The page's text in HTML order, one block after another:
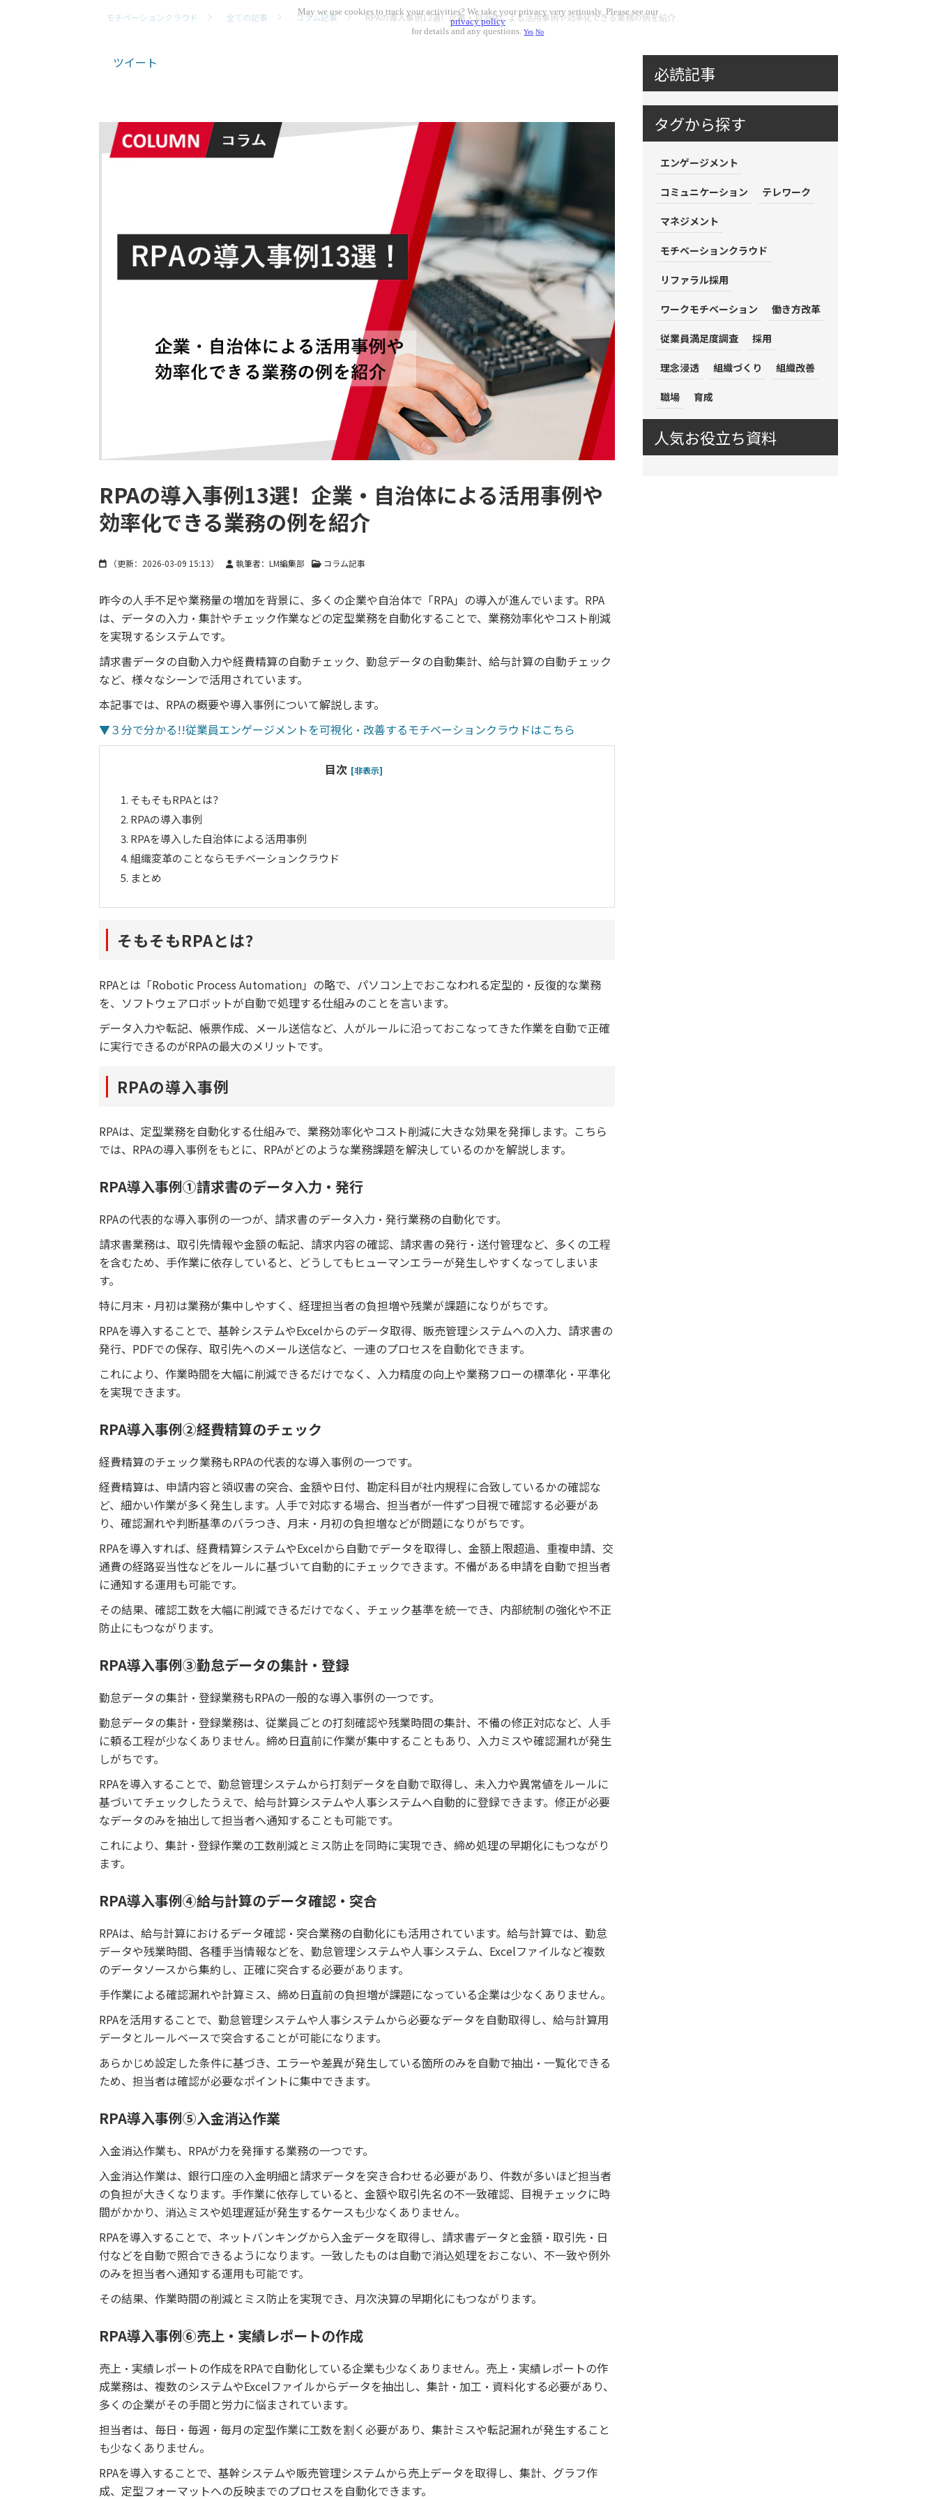
モチベーションクラウド 全ての記事 コラム記事 RPAの導入事例13選！企業・自治体による活用事例や効率化できる業務の例を紹介
ツイート
RPAの導入事例13選！企業・自治体による活用事例や
効率化できる業務の例を紹介
（更新： 2026-03-09 15:13） 執筆者：LM編集部 コラム記事
昨今の人手不足や業務量の増加を背景に、多くの企業や自治体で「RPA」の導入が進んでいます。RPA
は、データの入力・集計やチェック作業などの定型業務を自動化することで、業務効率化やコスト削減
を実現するシステムです。
請求書データの自動入力や経費精算の自動チェック、勤怠データの自動集計、給与計算の自動チェック
など、様々なシーンで活用されています。
本記事では、RPAの概要や導入事例について解説します。
▼３分で分かる!!従業員エンゲージメントを可視化・改善するモチベーションクラウドはこちら
目次 [非表示]
1. そもそもRPAとは？
2. RPAの導入事例
3. RPAを導入した自治体による活用事例
4.組織変革のことならモチベーションクラウド
5. まとめ
そもそもRPAとは？
RPAとは「Robotic Process Automation」の略で、パソコン上でおこなわれる定型的・反復的な業務
を、ソフトウェアロボットが自動で処理する仕組みのことを言います。
データ入力や転記、帳票作成、メール送信など、人がルールに沿っておこなってきた作業を自動で正確
に実行できるのがRPAの最大のメリットです。
RPAの導入事例
RPAは、定型業務を自動化する仕組みで、業務効率化やコスト削減に大きな効果を発揮します。こちら
では、RPAの導入事例をもとに、RPAがどのような業務課題を解決しているのかを解説します。
RPA導入事例①請求書のデータ入力・発行
RPAの代表的な導入事例の一つが、請求書のデータ入力・発行業務の自動化です。
請求書業務は、取引先情報や金額の転記、請求内容の確認、請求書の発行・送付管理など、多くの工程
を含むため、手作業に依存していると、どうしてもヒューマンエラーが発生しやすくなってしまいま
す。
特に月末・月初は業務が集中しやすく、経理担当者の負担増や残業が課題になりがちです。
RPAを導入することで、基幹システムやExcelからのデータ取得、販売管理システムへの入力、請求書の
発行、PDFでの保存、取引先へのメール送信など、一連のプロセスを自動化できます。
これにより、作業時間を大幅に削減できるだけでなく、入力精度の向上や業務フローの標準化・平準化
を実現できます。
RPA導入事例②経費精算のチェック
経費精算のチェック業務もRPAの代表的な導入事例の一つです。
経費精算は、申請内容と領収書の突合、金額や日付、勘定科目が社内規程に合致しているかの確認な
ど、細かい作業が多く発生します。人手で対応する場合、担当者が一件ずつ目視で確認する必要があ
り、確認漏れや判断基準のバラつき、月末・月初の負担増などが問題になりがちです。
RPAを導入すれば、経費精算システムやExcelから自動でデータを取得し、金額上限超過、重複申請、交
通費の経路妥当性などをルールに基づいて自動的にチェックできます。不備がある申請を自動で担当者
に通知する運用も可能です。
その結果、確認工数を大幅に削減できるだけでなく、チェック基準を統一でき、内部統制の強化や不正
防止にもつながります。
RPA導入事例③勤怠データの集計・登録
勤怠データの集計・登録業務もRPAの一般的な導入事例の一つです。
勤怠データの集計・登録業務は、従業員ごとの打刻確認や残業時間の集計、不備の修正対応など、人手
に頼る工程が少なくありません。締め日直前に作業が集中することもあり、入力ミスや確認漏れが発生
しがちです。
RPAを導入することで、勤怠管理システムから打刻データを自動で取得し、未入力や異常値をルールに
基づいてチェックしたうえで、給与計算システムや人事システムへ自動的に登録できます。修正が必要
なデータのみを抽出して担当者へ通知することも可能です。
これにより、集計・登録作業の工数削減とミス防止を同時に実現でき、締め処理の早期化にもつながり
ます。
RPA導入事例④給与計算のデータ確認・突合
RPAは、給与計算におけるデータ確認・突合業務の自動化にも活用されています。給与計算では、勤怠
データや残業時間、各種手当情報などを、勤怠管理システムや人事システム、Excelファイルなど複数
のデータソースから集約し、正確に突合する必要があります。
手作業による確認漏れや計算ミス、締め日直前の負担増が課題になっている企業は少なくありません。
RPAを活用することで、勤怠管理システムや人事システムから必要なデータを自動取得し、給与計算用
データとルールベースで突合することが可能になります。
あらかじめ設定した条件に基づき、エラーや差異が発生している箇所のみを自動で抽出・一覧化できる
ため、担当者は確認が必要なポイントに集中できます。
RPA導入事例⑤入金消込作業
入金消込作業も、RPAが力を発揮する業務の一つです。
入金消込作業は、銀行口座の入金明細と請求データを突き合わせる必要があり、件数が多いほど担当者
の負担が大きくなります。手作業に依存していると、金額や取引先名の不一致確認、目視チェックに時
間がかかり、消込ミスや処理遅延が発生するケースも少なくありません。
RPAを導入することで、ネットバンキングから入金データを取得し、請求書データと金額・取引先・日
付などを自動で照合できるようになります。一致したものは自動で消込処理をおこない、不一致や例外
のみを担当者へ通知する運用も可能です。
その結果、作業時間の削減とミス防止を実現でき、月次決算の早期化にもつながります。
RPA導入事例⑥売上・実績レポートの作成
売上・実績レポートの作成をRPAで自動化している企業も少なくありません。売上・実績レポートの作
成業務は、複数のシステムやExcelファイルからデータを抽出し、集計・加工・資料化する必要があり、
多くの企業がその手間と労力に悩まされています。
担当者は、毎日・毎週・毎月の定型作業に工数を割く必要があり、集計ミスや転記漏れが発生すること
も少なくありません。
RPAを導入することで、基幹システムや販売管理システムから売上データを取得し、集計、グラフ作
成、定型フォーマットへの反映までのプロセスを自動化できます。
必読記事
タグから探す
エンゲージメント
コミュニケーション テレワーク
マネジメント
モチベーションクラウド
リファラル採用
ワークモチベーション 働き方改革
従業員満足度調査 採用
理念浸透 組織づくり 組織改善
職場 育成
人気お役立ち資料
May we use cookies to track your activities? We take your privacy very seriously. Please see our
privacy policy
for details and any questions.Yes No